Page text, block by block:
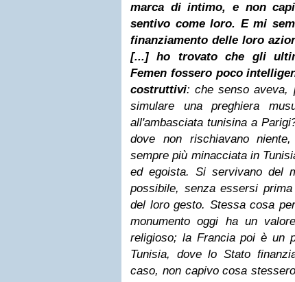
marca di intimo, e non
sentivo come loro. E mi
finanziamento delle loro
[...] ho trovato che gli
Femen fossero poco
costruttivi: che senso aveva,
simulare una preghiera
all'ambasciata tunisina a
dove non rischiavano
sempre più minacciata in
ed egoista. Si servivano del
possibile, senza essersi
del loro gesto. Stessa cosa
monumento oggi ha un
religioso; la Francia poi è un
Tunisia, dove lo Stato
caso, non capivo cosa